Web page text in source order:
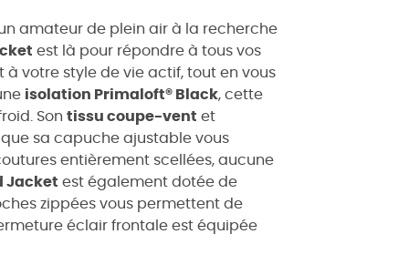
amateur de plein air à la recherche
est là pour répondre à tous vos
votre style de vie actif, tout en vous
isolation Primaloft® Black, cette
Son tissu coupe-vent et
sa capuche ajustable vous
entièrement scellées, aucune
Jacket est également dotée de
zippées vous permettent de
éclair frontale est équipée